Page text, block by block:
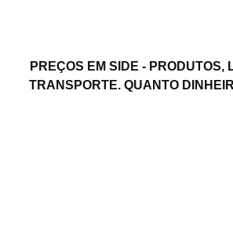
PREÇOS EM SIDE - PRODUTOS,
TRANSPORTE. QUANTO